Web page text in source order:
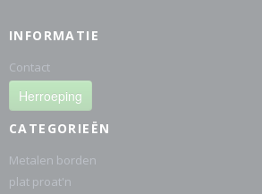
INFORMATIE
Contact
Herroeping
CATEGORIEËN
Metalen borden
plat proat'n